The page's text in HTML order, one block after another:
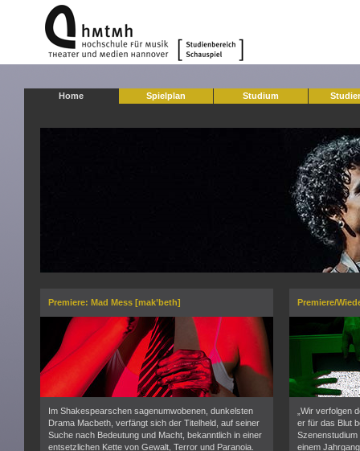
Home Spielplan Studium
Premiere: Mad Mess [mak’beth]
Im Shakespearschen sagenumwobenen, dunkelsten
Drama Macbeth, verfängt sich der Titelheld, auf seiner
Suche nach Bedeutung und Macht, bekanntlich in einer
entsetzlichen Kette von Gewalt, Terror und Paranoia.
Premiere/
„Wir verfolgen
er für das Blut
einem